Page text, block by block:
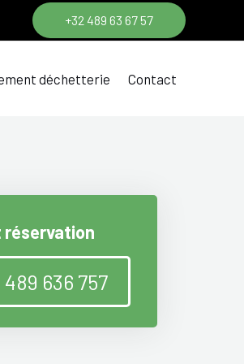
+32 489 63 67 57
déchetterie Contact
réservation
636 757